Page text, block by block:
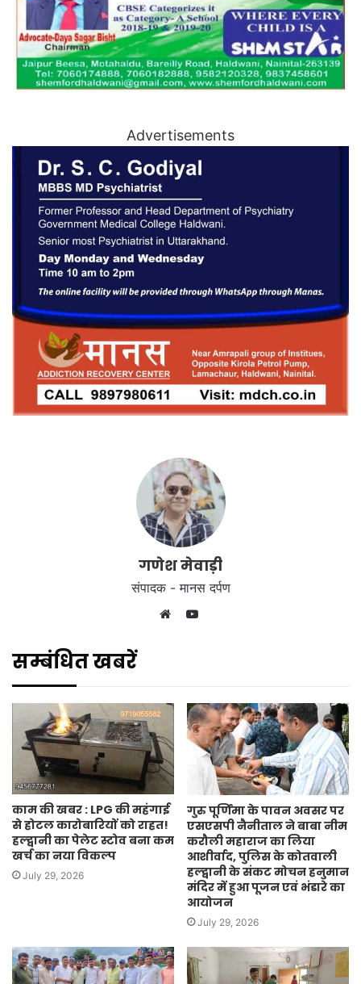
Advertisements
गणेश मेवाड़ी
संपादक - मानस दर्पण
YouTube
सम्बंधित खबरें
काम की खबर : LPG की महंगाई
से होटल कारोबारियों को राहत!
हल्द्वानी का पेलेट स्टोव बना कम
खर्च का नया विकल्प
July 29, 2026
गुरु पूर्णिमा के पावन अवसर पर
एसएसपी नैनीताल ने बाबा नीम
करौली महाराज का लिया
आशीर्वाद, पुलिस के कोतवाली
हल्द्वानी के संकट मोचन हनुमान
मंदिर में हुआ पूजन एवं भंडारे का
आयोजन
July 29, 2026